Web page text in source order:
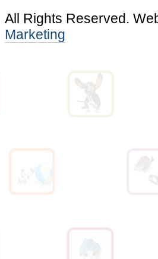
All Rights Reserved.
Marketing